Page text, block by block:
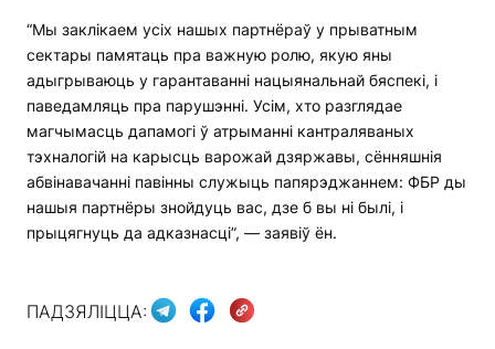
“Мы заклікаем усіх нашых партнёраў у прыватным
сектары памятаць пра важную ролю, якую яны
адыгрываюць у гарантаванні нацыянальнай бяспекі, і
паведамляць пра парушэнні. Усім, хто разглядае
магчымасць дапамогі ў атрыманні кантраляваных
тэхналогій на карысць варожай дзяржавы, сённяшнія
абвінавачанні павінны служыць папярэджаннем: ФБР ды
нашыя партнёры знойдуць вас, дзе б вы ні былі, і
прыцягнуць да адказнасці”, — заявіў ён.
ПАДЗЯЛІЦЦА: